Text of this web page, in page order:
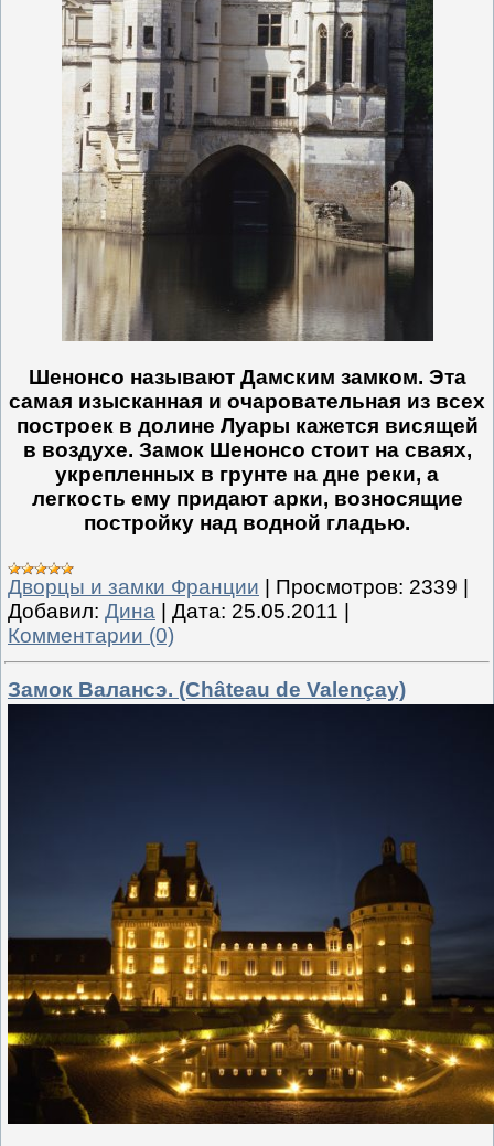
Шенонсо называют Дамским замком. Эта
самая изысканная и очаровательная из всех
построек в долине Луары кажется висящей
в воздухе. Замок Шенонсо стоит на сваях,
укрепленных в грунте на дне реки, а
легкость ему придают арки, возносящие
постройку над водной гладью.
Дворцы и замки Франции Просмотров: 2339
Добавил: Дина Дата: 25.05.2011
Комментарии (0)
Замок Валансэ. (Château de Valençay)